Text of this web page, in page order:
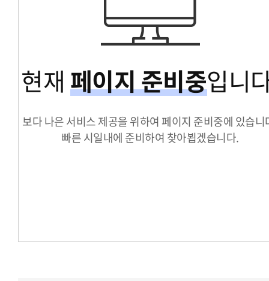
현재 페이지 준비중입니
보다 나은 서비스 제공을 위하여 페이지 준비중에 있습니
빠른 시일내에 준비하여 찾아뵙겠습니다.